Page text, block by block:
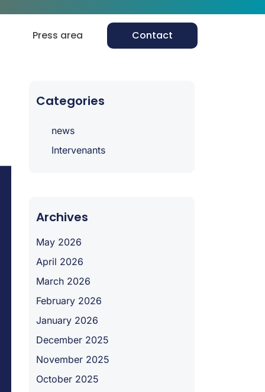
Press area Contact
Categories
news
Intervenants
Archives
May 2026
April 2026
March 2026
February 2026
January 2026
December 2025
November 2025
October 2025